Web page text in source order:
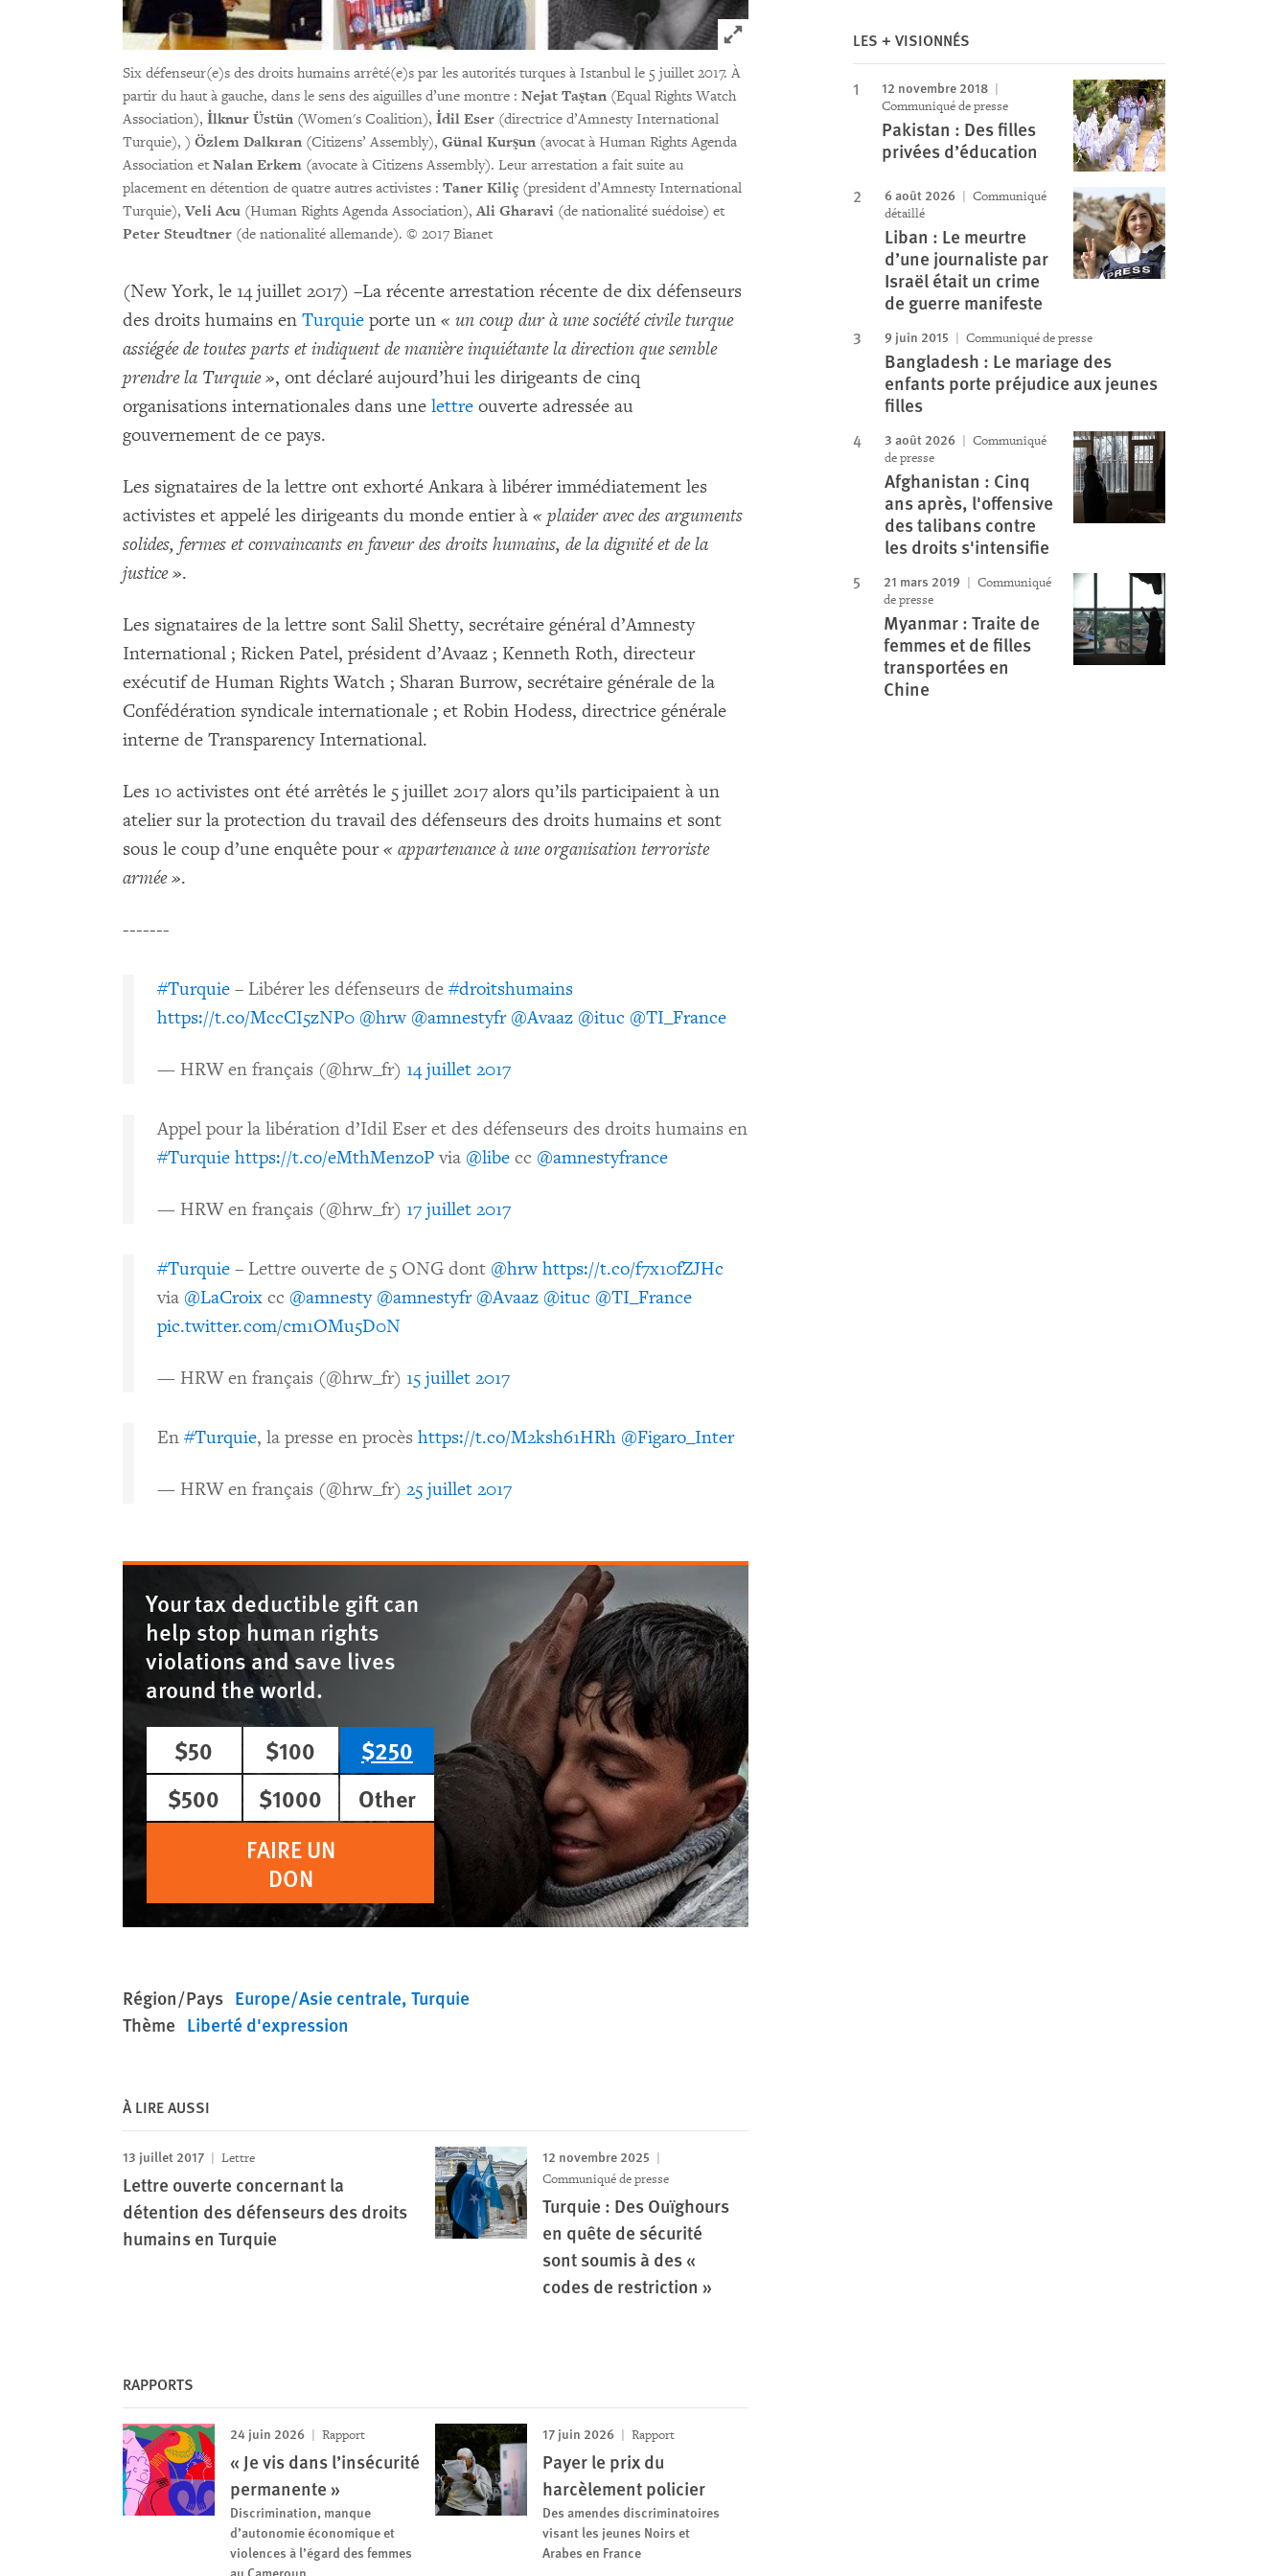
Click to expand Image
Six défenseur(e)s des droits humains arrêté(e)s par les autorités turques à Istanbul le 5 juillet 2017. À
partir du haut à gauche, dans le sens des aiguilles d’une montre : Nejat Taştan (Equal Rights Watch
Association), İlknur Üstün (Women's Coalition), İdil Eser (directrice d’Amnesty International
Turquie), ) Özlem Dalkıran (Citizens’ Assembly), Günal Kurşun (avocat à Human Rights Agenda
Association et Nalan Erkem (avocate à Citizens Assembly). Leur arrestation a fait suite au
placement en détention de quatre autres activistes : Taner Kiliç (president d’Amnesty International
Turquie),Veli Acu (Human Rights Agenda Association),Ali Gharavi (de nationalité suédoise) et
Peter Steudtner (de nationalité allemande). © 2017 Bianet
(New York, le 14 juillet 2017) –La récente arrestation récente de dix défenseurs
des droits humains en Turquie porte un « un coup dur à une société civile turque
assiégée de toutes parts et indiquent de manière inquiétante la direction que semble
prendre la Turquie », ont déclaré aujourd’hui les dirigeants de cinq
organisations internationales dans une lettre ouverte adressée au
gouvernement de ce pays.
Les signataires de la lettre ont exhorté Ankara à libérer immédiatement les
activistes et appelé les dirigeants du monde entier à « plaider avec des arguments
solides, fermes et convaincants en faveur des droits humains, de la dignité et de la
justice ».
Les signataires de la lettre sont Salil Shetty, secrétaire général d’Amnesty
International ; Ricken Patel, président d’Avaaz ; Kenneth Roth, directeur
exécutif de Human Rights Watch ; Sharan Burrow, secrétaire générale de la
Confédération syndicale internationale ; et Robin Hodess, directrice générale
interne de Transparency International.
Les 10 activistes ont été arrêtés le 5 juillet 2017 alors qu’ils participaient à un
atelier sur la protection du travail des défenseurs des droits humains et sont
sous le coup d’une enquête pour« appartenance à une organisation terroriste
armée ».
-------
#Turquie – Libérer les défenseurs de #droitshumains
https://t.co/MccCI5zNP0 @hrw @amnestyfr @Avaaz @ituc @TI_France
— HRW en français (@hrw_fr) 14 juillet 2017
Appel pour la libération d’Idil Eser et des défenseurs des droits humains en
#Turquie https://t.co/eMthMenzoPvia @libe cc @amnestyfrance
— HRW en français (@hrw_fr) 17 juillet 2017
#Turquie – Lettre ouverte de 5 ONG dont @hrw https://t.co/f7x10fZJHc
via @LaCroix cc @amnesty @amnestyfr @Avaaz @ituc @TI_France
pic.twitter.com/cm1OMu5D0N
— HRW en français (@hrw_fr) 15 juillet 2017
En #Turquie, la presse en procès https://t.co/M2ksh61HRh @Figaro_Inter
— HRW en français (@hrw_fr) 25 juillet 2017
Your tax deductible gift can
help stop human rights
violations and save lives
around the world.
$50
$100
$250
$500
$1000
Other
FAIRE UN
DON
Région/Pays Europe/Asie centrale Turquie
Thème Liberté d'expression
À LIRE AUSSI
13 juillet 2017 Lettre
Lettre ouverte concernant la
détention des défenseurs des droits
humains en Turquie
12 novembre 2025
Communiqué de presse
Turquie : Des Ouïghours
en quête de sécurité
sont soumis à des «
codes de restriction »
RAPPORTS
24 juin 2026 Rapport
« Je vis dans l’insécurité
permanente »
Discrimination, manque
d’autonomie économique et
violences à l’égard des femmes
17 juin 2026 Rapport
Payer le prix du
harcèlement policier
Des amendes discriminatoires
visant les jeunes Noirs et
Arabes en France
LES + VISIONNÉS
12 novembre 2018
Communiqué de presse
Pakistan : Des filles
privées d’éducation
6 août 2026
Communiqué
détaillé
Liban : Le meurtre
d’une journaliste par
Israël était un crime
de guerre manifeste
9 juin 2015 Communiqué de presse
Bangladesh : Le mariage des
enfants porte préjudice aux jeunes
filles
3 août 2026
Communiqué
de presse
Afghanistan : Cinq
ans après, l'offensive
des talibans contre
les droits s'intensifie
21 mars 2019
Communiqué
de presse
Myanmar : Traite de
femmes et de filles
transportées en
Chine